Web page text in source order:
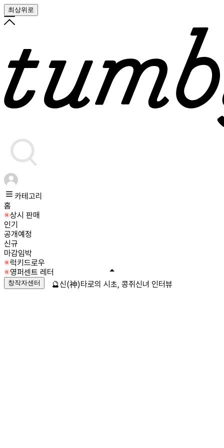
최상위로
카테고리
홈
상시 판매
인기
공개예정
신규
마감임박
럭키드로우
영퍼센트 레터
창작자센터 🔮신(神)타로의 시초, 콩쥐신녀 인터뷰